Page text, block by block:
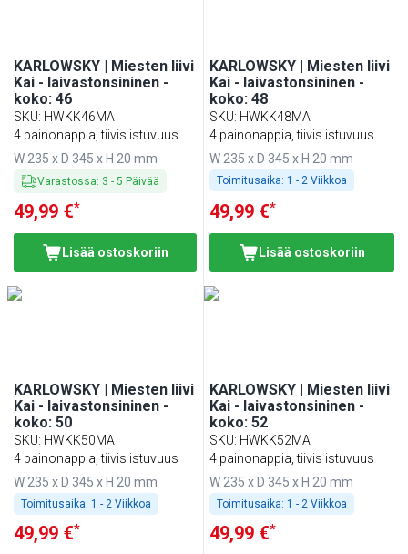
KARLOWSKY | Miesten liivi
Kai - laivastonsininen -
koko: 46
SKU: HWKK46MA
4 painonappia, tiivis istuvuus
W 235 x D 345 x H 20 mm
Varastossa: 3 - 5 Päivää
49,99 €*
Lisää ostoskoriin
KARLOWSKY | Miesten liivi
Kai - laivastonsininen -
koko: 48
SKU: HWKK48MA
4 painonappia, tiivis istuvuus
W 235 x D 345 x H 20 mm
Toimitusaika: 1 - 2 Viikkoa
49,99 €*
Lisää ostoskoriin
KARLOWSKY | Miesten liivi
Kai - laivastonsininen -
koko: 50
SKU: HWKK50MA
4 painonappia, tiivis istuvuus
W 235 x D 345 x H 20 mm
Toimitusaika: 1 - 2 Viikkoa
49,99 €*
KARLOWSKY | Miesten liivi
Kai - laivastonsininen -
koko: 52
SKU: HWKK52MA
4 painonappia, tiivis istuvuus
W 235 x D 345 x H 20 mm
Toimitusaika: 1 - 2 Viikkoa
49,99 €*